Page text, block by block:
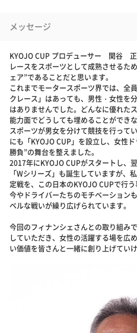
メッセージ
KYOJO CUP プロデューサー 関谷
レースをスポーツとして成熟させるた
ェア”であることだと思います。
これまでモータースポーツ界では、全
クレース」はあっても、男性・女性を
はありませんでした。どんなに優れた
能力面でどうしても埋めることができ
スポーツが男女を分けて競技を行って
にも「KYOJO CUP」を設立し、女性
勝負”の舞台を整えました。
2017年にKYOJO CUPがスタートし、
「Wシリーズ」も誕生していますが、
定戦を、この日本のKYOJO CUPで行う
今やドライバーたちのモチベーション
ベルな戦いが繰り広げられています。
今回のフィナンシェさんとの取り組み
していただき、女性の活躍する場を広
い価値を皆さんと一緒に創り上げてい